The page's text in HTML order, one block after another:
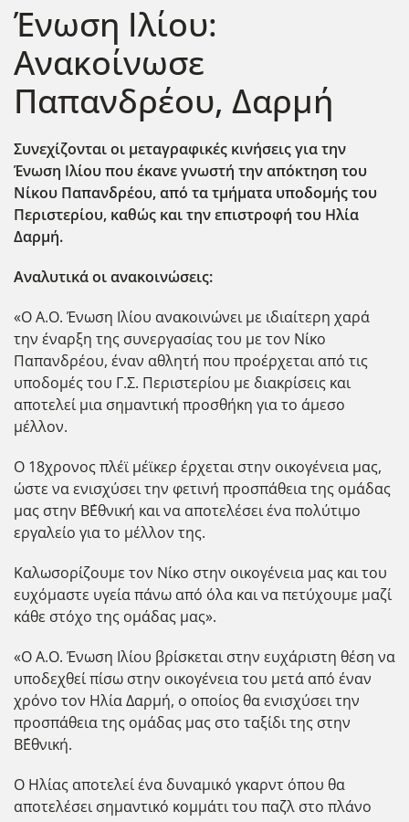
Ένωση Ιλίου:
Ανακοίνωσε
Παπανδρέου, Δαρμή
Συνεχίζονται οι μεταγραφικές κινήσεις για την
Ένωση Ιλίου που έκανε γνωστή την απόκτηση του
Νίκου Παπανδρέου, από τα τμήματα υποδομής του
Περιστερίου, καθώς και την επιστροφή του Ηλία
Δαρμή.
Αναλυτικά οι ανακοινώσεις:
«Ο Α.Ο. Ένωση Ιλίου ανακοινώνει με ιδιαίτερη χαρά
την έναρξη της συνεργασίας του με τον Νίκο
Παπανδρέου, έναν αθλητή που προέρχεται από τις
υποδομές του Γ.Σ. Περιστερίου με διακρίσεις και
αποτελεί μια σημαντική προσθήκη για το άμεσο
μέλλον.
Ο 18χρονος πλέϊ μέϊκερ έρχεται στην οικογένεια μας,
ώστε να ενισχύσει την φετινή προσπάθεια της ομάδας
μας στην Β΄Εθνική και να αποτελέσει ένα πολύτιμο
εργαλείο για το μέλλον της.
Καλωσορίζουμε τον Νίκο στην οικογένεια μας και του
ευχόμαστε υγεία πάνω από όλα και να πετύχουμε μαζί
κάθε στόχο της ομάδας μας».
«Ο Α.Ο. Ένωση Ιλίου βρίσκεται στην ευχάριστη θέση να
υποδεχθεί πίσω στην οικογένεια του μετά από έναν
χρόνο τον Ηλία Δαρμή, ο οποίος θα ενισχύσει την
προσπάθεια της ομάδας μας στο ταξίδι της στην
Β΄Εθνική.
Ο Ηλίας αποτελεί ένα δυναμικό γκαρντ όπου θα
αποτελέσει σημαντικό κομμάτι του παζλ στο πλάνο